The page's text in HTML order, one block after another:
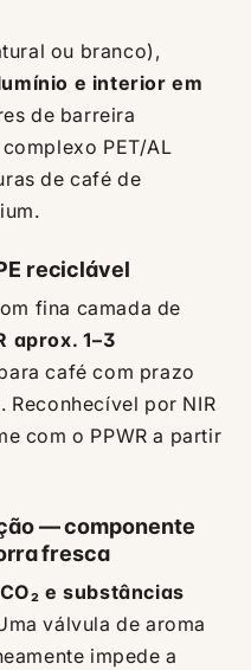
ou branco),
e interior em
de barreira
PET/AL
de café de
reciclável
fina camada de
aprox. 1–3
café com prazo
Reconhecível por NIR
com o PPWR a partir
— componente
fresca
CO₂ e substâncias
válvula de aroma
impede a